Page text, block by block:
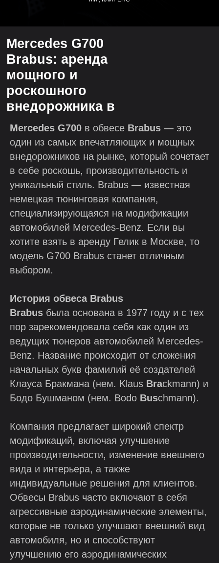
Mercedes G700
Brabus: аренда
мощного и
роскошного
внедорожника в
Москве
Mercedes G700 в обвесе Brabus — это
один из самых впечатляющих и мощных
внедорожников на рынке, который сочетает
в себе роскошь, производительность и
уникальный стиль. Brabus — известная
немецкая тюнинговая компания,
специализирующаяся на модификации
автомобилей Mercedes-Benz. Если вы
хотите взять в аренду Гелик в Москве, то
модель G700 Brabus станет отличным
выбором.
История обвеса Brabus
Brabus была основана в 1977 году и с тех
пор зарекомендовала себя как один из
ведущих тюнеров автомобилей Mercedes-
Benz. Название происходит от сложения
начальных букв фамилий её создателей
Клауса Бракмана (нем. Klaus Brackmann) и
Бодо Бушманом (нем. Bodo Buschmann).
Компания предлагает широкий спектр
модификаций, включая улучшение
производительности, изменение внешнего
вида и интерьера, а также
индивидуальные решения для клиентов.
Обвесы Brabus часто включают в себя
агрессивные аэродинамические элементы,
которые не только улучшают внешний вид
автомобиля, но и способствуют
улучшению его аэродинамических